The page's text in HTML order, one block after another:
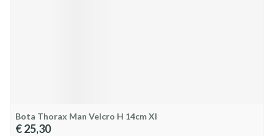
Bota Thorax Man Velcro H 14cm Xl
€ 25,30